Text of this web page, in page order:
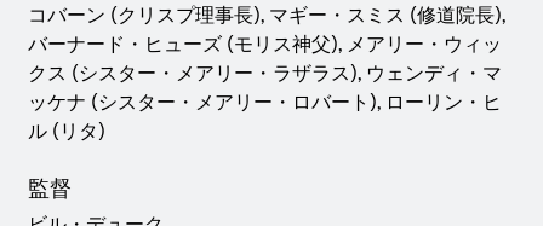
コバーン (クリスプ理事長), マギー・スミス (修道院長),
バーナード・ヒューズ (モリス神父), メアリー・ウィッ
クス (シスター・メアリー・ラザラス), ウェンディ・マ
ッケナ (シスター・メアリー・ロバート), ローリン・ヒ
ル (リタ)
監督